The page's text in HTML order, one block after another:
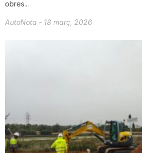
obres...
AutoNota - 18 març, 2026